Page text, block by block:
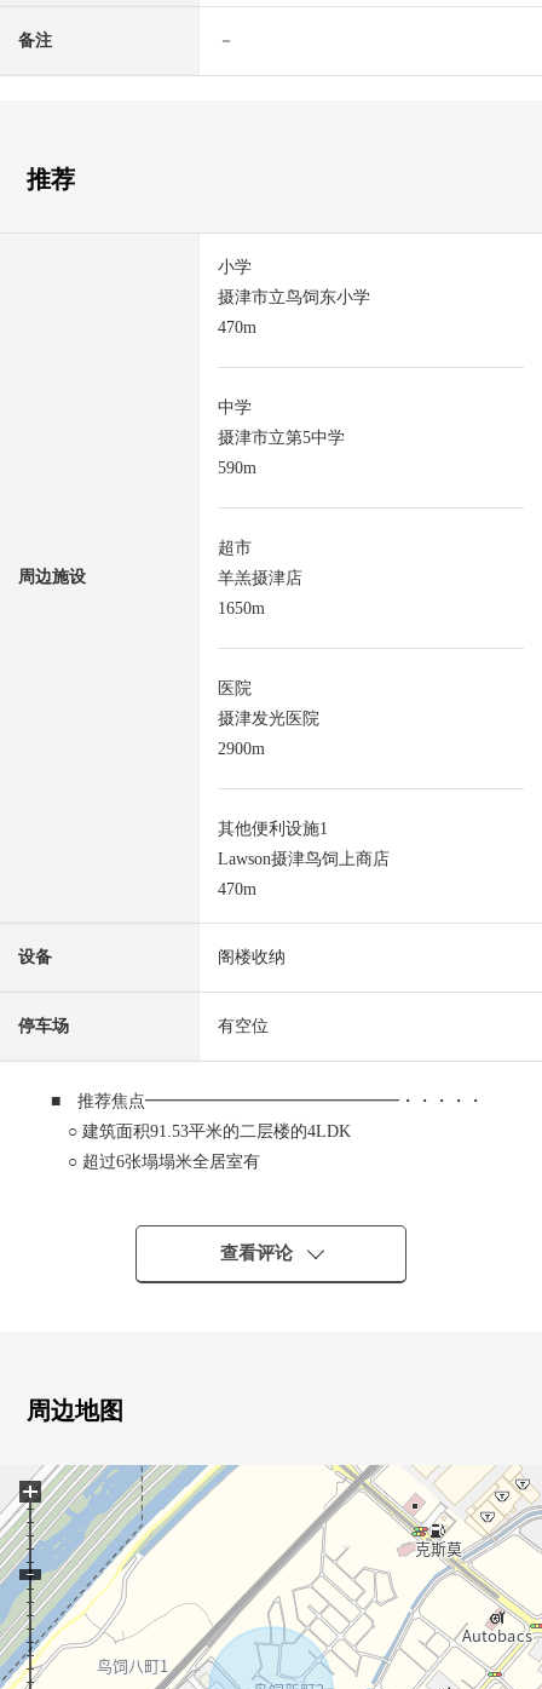
备注 －
推荐
周边施设
小学
摄津市立鸟饲东小学
470m
中学
摄津市立第5中学
590m
超市
羊羔摄津店
1650m
医院
摄津发光医院
2900m
其他便利设施1
Lawson摄津鸟饲上商店
470m
设备 阁楼收纳
停车场 有空位
■ 推荐焦点━━━━━━━━━━━━━━━・・・・・
○ 建筑面积91.53平米的二层楼的4LDK
○ 超过6张塌塌米全居室有
○ 全部电化住宅
○ 有阁楼收纳，收纳丰富
○ 有组合厨房，再加热功能，洗碗机等的设备
查看评论
周边地图
+